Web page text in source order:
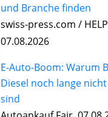
und Branche finden
swiss-press.com /
07.08.2026
E-Auto-Boom: Warum
Diesel noch lange
sind